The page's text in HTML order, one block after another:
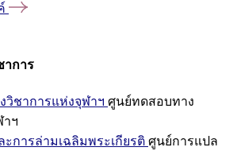
าการ
วิชาการแห่งจุฬาฯ ศูนย์ทดสอบทาง
าฯ
การล่ามเฉลิมพระเกียรติ ศูนย์การแปล